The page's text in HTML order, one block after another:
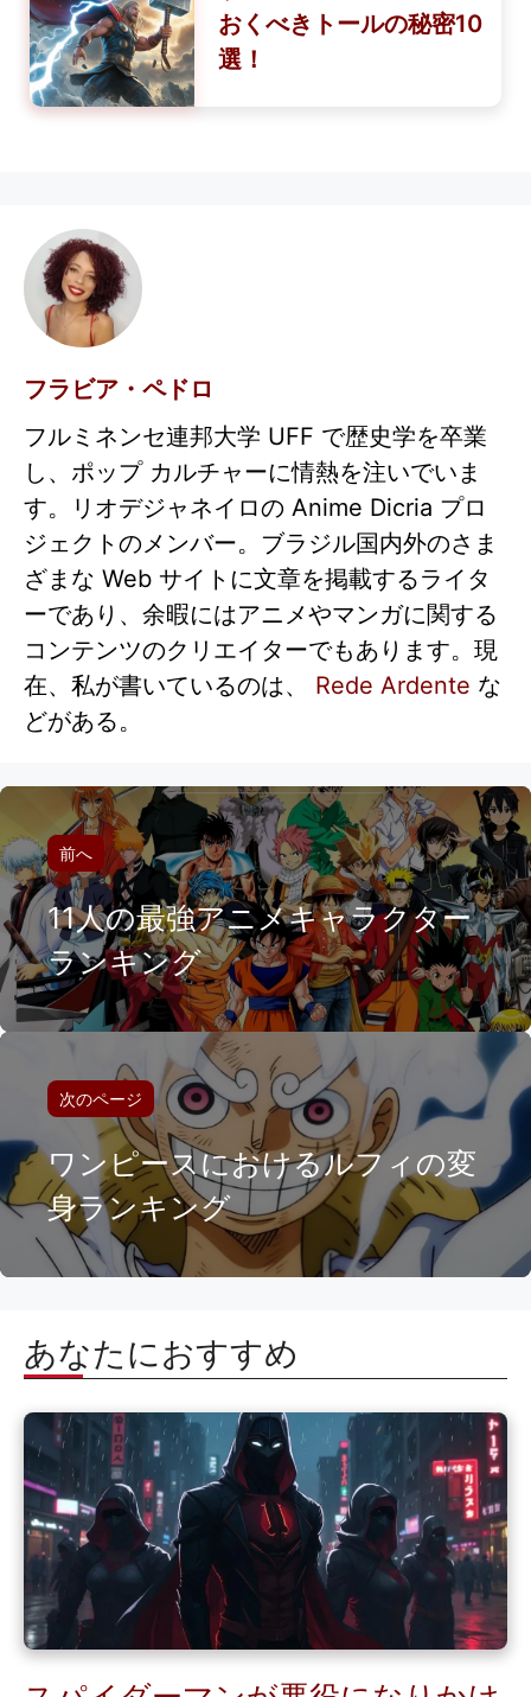
おくべきトールの秘密10
選！
フラビア・ペドロ
フルミネンセ連邦大学 UFF で歴史学を卒業
し、ポップ カルチャーに情熱を注いでいま
す。リオデジャネイロの Anime Dicria プロ
ジェクトのメンバー。ブラジル国内外のさま
ざまな Web サイトに文章を掲載するライタ
ーであり、余暇にはアニメやマンガに関する
コンテンツのクリエイターでもあります。現
在、私が書いているのは、 Rede Ardente な
どがある。
前へ
11人の最強アニメキャラクター
ランキング
次のページ
ワンピースにおけるルフィの変
身ランキング
あなたにおすすめ